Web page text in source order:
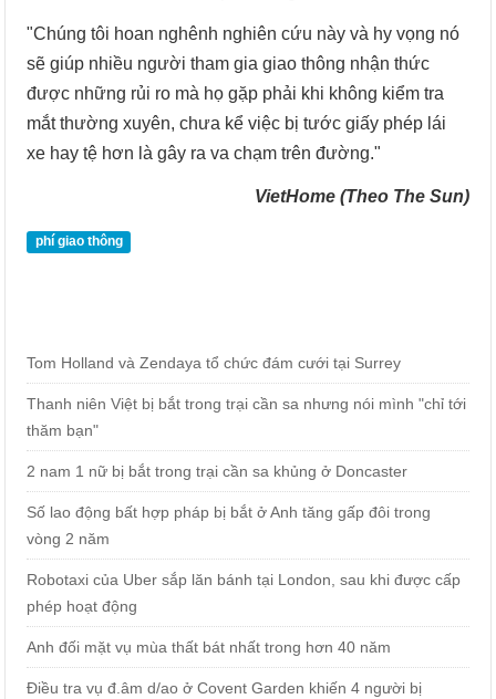
"Chúng tôi hoan nghênh nghiên cứu này và hy vọng nó
sẽ giúp nhiều người tham gia giao thông nhận thức
được những rủi ro mà họ gặp phải khi không kiểm tra
mắt thường xuyên, chưa kể việc bị tước giấy phép lái
xe hay tệ hơn là gây ra va chạm trên đường."
VietHome (Theo The Sun)
phí giao thông
Tom Holland và Zendaya tổ chức đám cưới tại Surrey
Thanh niên Việt bị bắt trong trại cần sa nhưng nói mình "chỉ tới
thăm bạn"
2 nam 1 nữ bị bắt trong trại cần sa khủng ở Doncaster
Số lao động bất hợp pháp bị bắt ở Anh tăng gấp đôi trong
vòng 2 năm
Robotaxi của Uber sắp lăn bánh tại London, sau khi được cấp
phép hoạt động
Anh đối mặt vụ mùa thất bát nhất trong hơn 40 năm
Điều tra vụ đ.âm d/ao ở Covent Garden khiến 4 người bị